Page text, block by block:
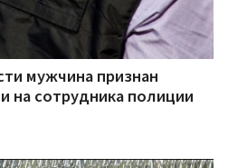
мужчина признан
на сотрудника полиции